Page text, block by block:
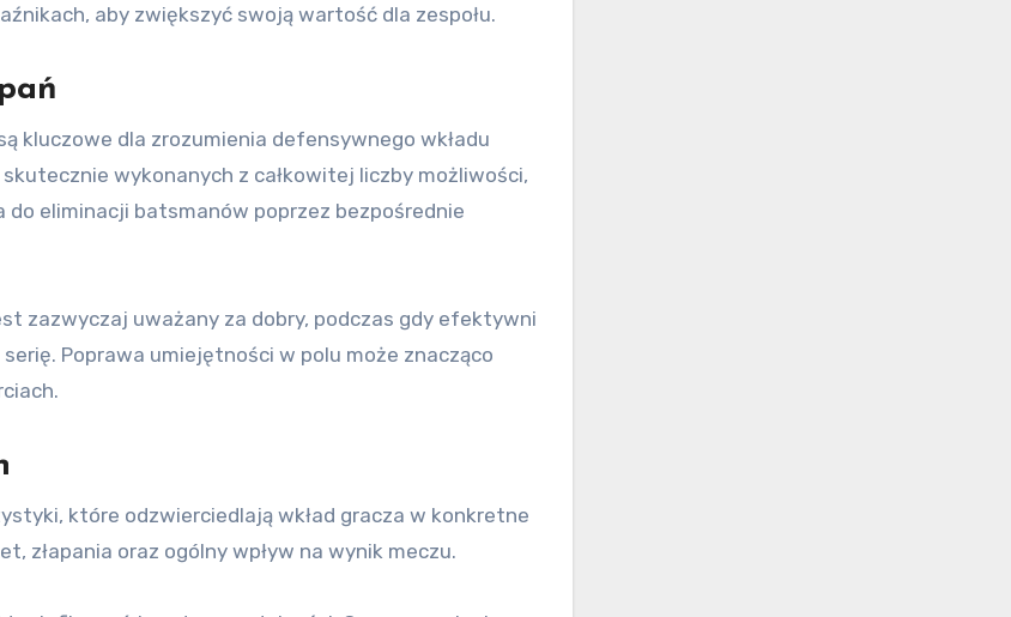
aby zwiększyć swoją wartość dla zespołu.
kluczowe dla zrozumienia defensywnego wkładu
wykonanych z całkowitej liczby możliwości,
eliminacji batsmanów poprzez bezpośrednie
zazwyczaj uważany za dobry, podczas gdy efektywni
Poprawa umiejętności w polu może znacząco
które odzwierciedlają wkład gracza w konkretne
złapania oraz ogólny wpływ na wynik meczu.